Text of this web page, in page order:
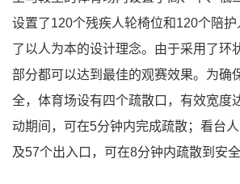
设置了120个残疾人轮椅位和120个陪
了以人为本的设计理念。由于采用了环
部分都可以达到最佳的观赛效果。为确
全，体育场设有四个疏散口，有效宽度
动期间，可在5分钟内完成疏散；看台
及57个出入口，可在8分钟内疏散到安全